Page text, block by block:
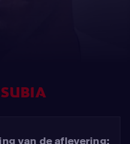
van de aflevering: